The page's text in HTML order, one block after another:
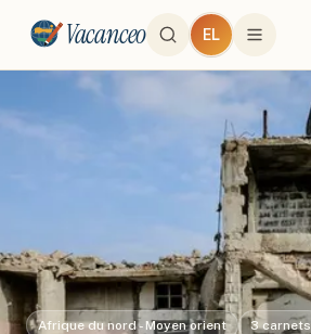
Vacanceo EL
Afrique du nord - Moyen orient 3carnets